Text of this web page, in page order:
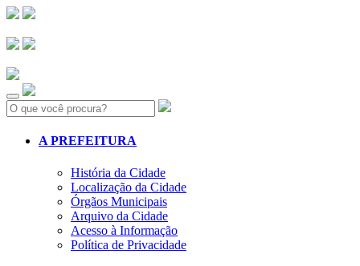
Search:
A PREFEITURA
História da Cidade
Localização da Cidade
Órgãos Municipais
Arquivo da Cidade
Acesso à Informação
Política de Privacidade